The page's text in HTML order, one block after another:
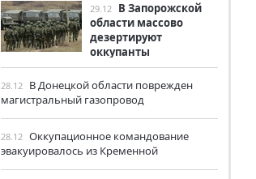
29.12 В Запорожской
области массово
дезертируют
оккупанты
28.12 В Донецкой области поврежден
магистральный газопровод
28.12 Оккупационное командование
эвакуировалось из Кременной